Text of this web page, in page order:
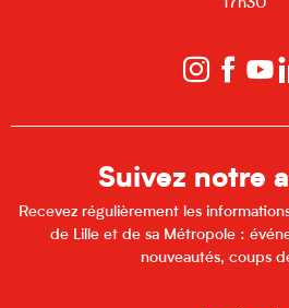
17h30
Suivez notre
Recevez régulièrement les
de Lille et de sa Métropole :
nouveautés, coups